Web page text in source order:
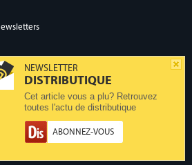
NEWSLETTER
DISTRIBUTIQUE
Cet article vous a plu? Retrouvez
toutes l'actu de distributique
ABONNEZ-VOUS
sur ce site,